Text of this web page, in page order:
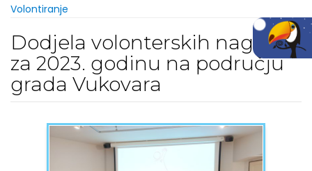
Volontiranje
Dodjela volonterskih nagrada
za 2023. godinu na području
grada Vukovara